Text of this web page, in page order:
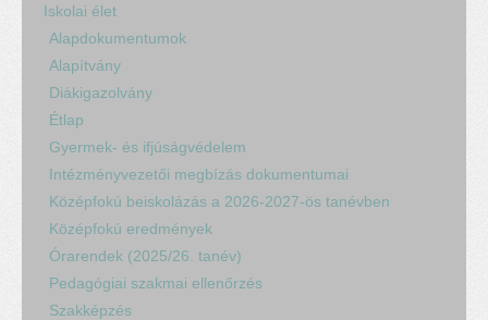
Iskolai élet
Alapdokumentumok
Alapítvány
Diákigazolvány
Étlap
Gyermek- és ifjúságvédelem
Intézményvezetői megbízás dokumentumai
Középfokú beiskolázás a 2026-2027-ös tanévben
Középfokú eredmények
Órarendek (2025/26. tanév)
Pedagógiai szakmai ellenőrzés
Szakképzés